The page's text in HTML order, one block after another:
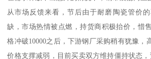
从市场反馈来看，节后由于耐磨陶瓷管价
缺，市场热情被点燃，持货商积极抬价，惜
格冲破10000之后，下游钢厂采购稍有犹豫，
价格支撑减弱，目前买卖双方维持僵持状态